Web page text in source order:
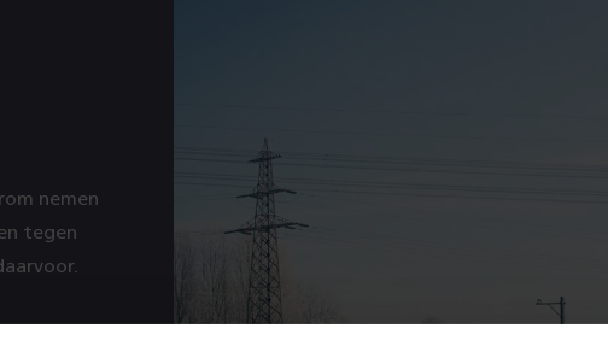
nemen
tegen